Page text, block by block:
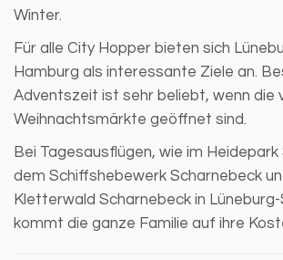
Winter.
Für alle City Hopper bieten sich
Hamburg als interessante Ziele an.
Adventszeit ist sehr beliebt, wenn die
Weihnachtsmärkte geöffnet sind.
Bei Tagesausflügen, wie im
dem Schiffshebewerk Scharnebeck
Kletterwald Scharnebeck in
kommt die ganze Familie auf ihre